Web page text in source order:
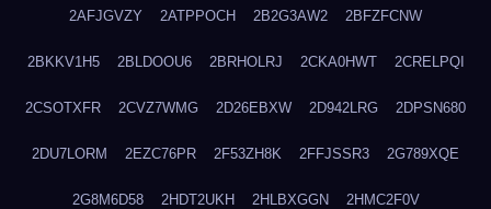
2AFJGVZY 2ATPPOCH 2B2G3AW2 2BFZFCNW
2BKKV1H5 2BLDOOU6 2BRHOLRJ 2CKA0HWT 2CRELPQI
2CSOTXFR 2CVZ7WMG 2D26EBXW 2D942LRG 2DPSN680
2DU7LORM 2EZC76PR 2F53ZH8K 2FFJSSR3 2G789XQE
2G8M6D58 2HDT2UKH 2HLBXGGN 2HMC2F0V